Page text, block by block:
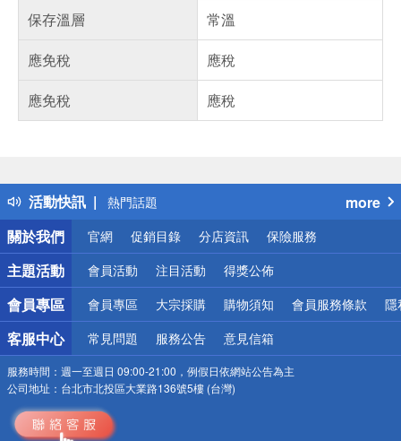
保存溫層
常溫
應免稅
應稅
應免稅
應稅
活動快訊
得獎公告
熱門話題
銀行優惠
偏遠地區配送
詐騙網頁！請小心！
more
關於我們
官網 促銷目錄 分店資訊 保險服務
主題活動 會員活動 注目活動 得獎公佈
會員專區 會員專區 大宗採購 購物須知 會員服務條款 隱
客服中心 常見問題 服務公告 意見信箱
服務時間： 週一至週日 09:00-21:00，例假日依網站公告為主
公司地址： 台北市北投區大業路136號5樓 (台灣)